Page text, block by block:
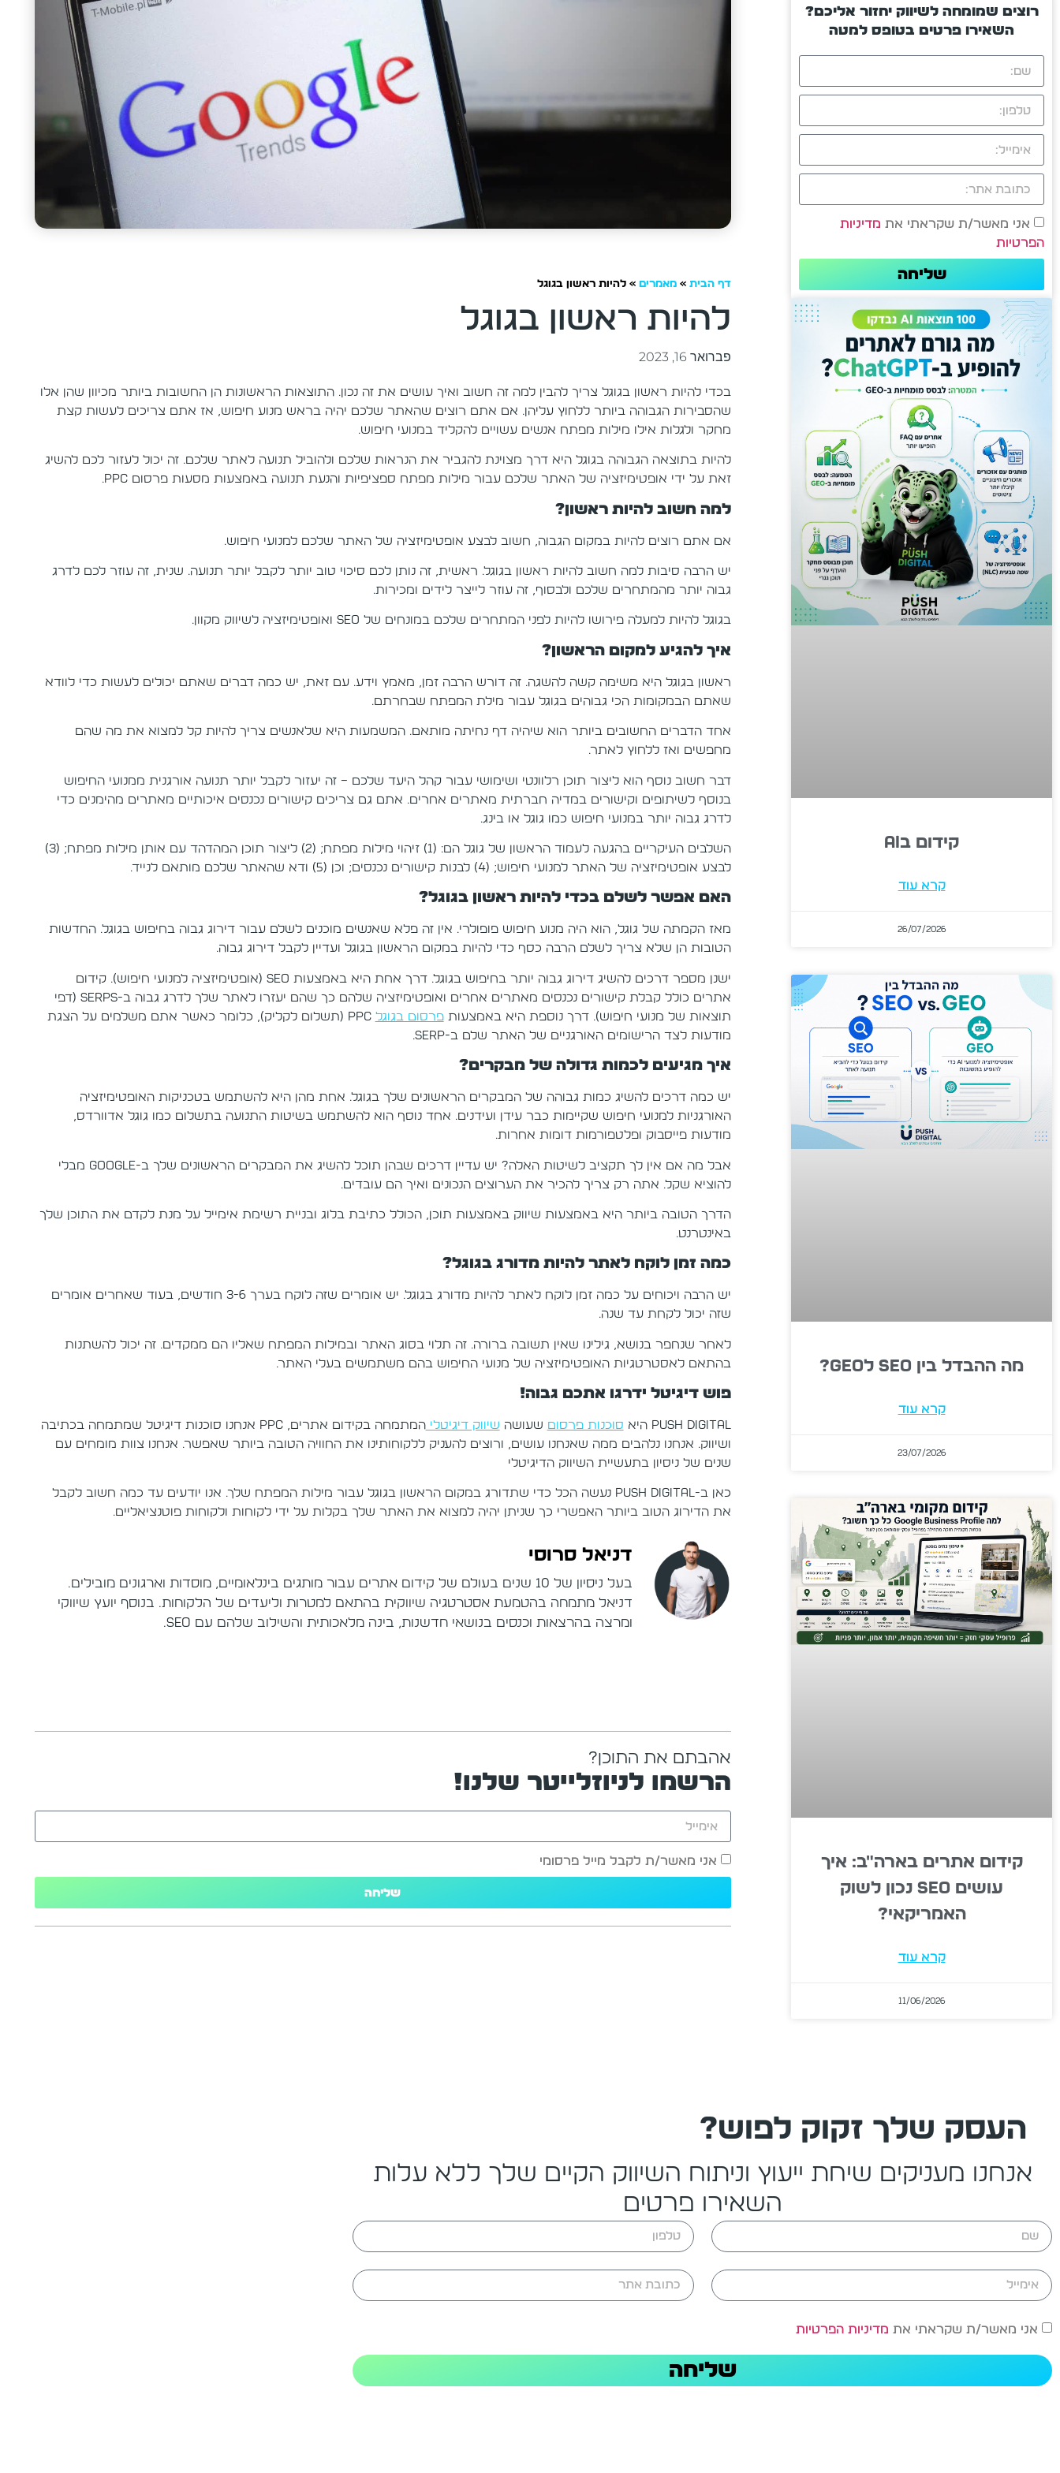
רוצים שמומחה לשיווק יחזור אליכם?
השאירו פרטים בטופס למטה
אני מאשר/ת שקראתי את מדיניות
הפרטיות
שליחה
קידום בAI
קרא עוד
26/07/2026
מה ההבדל בין SEO לGEO?
קרא עוד
23/07/2026
קידום אתרים בארה"ב: איך
עושים SEO נכון לשוק
האמריקאי?
קרא עוד
11/06/2026
דף הבית »מאמרים »להיות ראשון בגוגל
להיות ראשון בגוגל
פברואר 16, 2023
בכדי להיות ראשון בגוגל צריך להבין למה זה חשוב ואיך עושים את זה נכון. התוצאות הראשונות הן החשובות ביותר מכיוון שהן אלו
שהסבירות הגבוהה ביותר ללחוץ עליהן. אם אתם רוצים שהאתר שלכם יהיה בראש מנוע חיפוש, אז אתם צריכים לעשות קצת
מחקר ולגלות אילו מילות מפתח אנשים עשויים להקליד במנועי חיפוש.
להיות בתוצאה הגבוהה בגוגל היא דרך מצוינת להגביר את הנראות שלכם ולהוביל תנועה לאתר שלכם. זה יכול לעזור לכם להשיג
זאת על ידי אופטימיזציה של האתר שלכם עבור מילות מפתח ספציפיות והנעת תנועה באמצעות מסעות פרסום PPC.
למה חשוב להיות ראשון?
אם אתם רוצים להיות במקום הגבוה, חשוב לבצע אופטימיזציה של האתר שלכם למנועי חיפוש.
יש הרבה סיבות למה חשוב להיות ראשון בגוגל. ראשית, זה נותן לכם סיכוי טוב יותר לקבל יותר תנועה. שנית, זה עוזר לכם לדרג
גבוה יותר מהמתחרים שלכם ולבסוף, זה עוזר לייצר לידים ומכירות.
בגוגל להיות למעלה פירושו להיות לפני המתחרים שלכם במונחים של SEO ואופטימיזציה לשיווק מקוון.
איך להגיע למקום הראשון?
ראשון בגוגל היא משימה קשה להשגה. זה דורש הרבה זמן, מאמץ וידע. עם זאת, יש כמה דברים שאתם יכולים לעשות כדי לוודא
שאתם הבמקומות הכי גבוהים בגוגל עבור מילת המפתח שבחרתם.
אחד הדברים החשובים ביותר הוא שיהיה דף נחיתה מותאם. המשמעות היא שלאנשים צריך להיות קל למצוא את מה שהם
מחפשים ואז ללחוץ לאתר.
דבר חשוב נוסף הוא ליצור תוכן רלוונטי ושימושי עבור קהל היעד שלכם – זה יעזור לקבל יותר תנועה אורגנית ממנועי החיפוש
בנוסף לשיתופים וקישורים במדיה חברתית מאתרים אחרים. אתם גם צריכים קישורים נכנסים איכותיים מאתרים מהימנים כדי
לדרג גבוה יותר במנועי חיפוש כמו גוגל או בינג.
השלבים העיקריים בהגעה לעמוד הראשון של גוגל הם: (1) זיהוי מילות מפתח; (2) ליצור תוכן המהדהד עם אותן מילות מפתח; (3)
לבצע אופטימיזציה של האתר למנועי חיפוש; (4) לבנות קישורים נכנסים; וכן (5) ודא שהאתר שלכם מותאם לנייד.
האם אפשר לשלם בכדי להיות ראשון בגוגל?
מאז הקמתה של גוגל, הוא היה מנוע חיפוש פופולרי. אין זה פלא שאנשים מוכנים לשלם עבור דירוג גבוה בחיפוש בגוגל. החדשות
הטובות הן שלא צריך לשלם הרבה כסף כדי להיות במקום הראשון בגוגל ועדיין לקבל דירוג גבוה.
ישנן מספר דרכים להשיג דירוג גבוה יותר בחיפוש בגוגל. דרך אחת היא באמצעות SEO (אופטימיזציה למנועי חיפוש). קידום
אתרים כולל קבלת קישורים נכנסים מאתרים אחרים ואופטימיזציה שלהם כך שהם יעזרו לאתר שלך לדרג גבוה ב-SERPs (דפי
תוצאות של מנועי חיפוש). דרך נוספת היא באמצעותפרסום בגוגל
PPC (תשלום לקליק), כלומר כאשר אתם משלמים על הצגת
מודעות לצד הרישומים האורגניים של האתר שלם ב-SERP.
איך מגיעים לכמות גדולה של מבקרים?
יש כמה דרכים להשיג כמות גבוהה של המבקרים הראשונים שלך בגוגל. אחת מהן היא להשתמש בטכניקות האופטימיזציה
האורגניות למנועי חיפוש שקיימות כבר עידן ועידנים. אחד נוסף הוא להשתמש בשיטות התנועה בתשלום כמו גוגל אדוורדס,
מודעות פייסבוק ופלטפורמות דומות אחרות.
אבל מה אם אין לך תקציב לשיטות האלה? יש עדיין דרכים שבהן תוכל להשיג את המבקרים הראשונים שלך ב-Google מבלי
להוציא שקל. אתה רק צריך להכיר את הערוצים הנכונים ואיך הם עובדים.
הדרך הטובה ביותר היא באמצעות שיווק באמצעות תוכן, הכולל כתיבת בלוג ובניית רשימת אימייל על מנת לקדם את התוכן שלך
באינטרנט.
כמה זמן לוקח לאתר להיות מדורג בגוגל?
יש הרבה ויכוחים על כמה זמן לוקח לאתר להיות מדורג בגוגל. יש אומרים שזה לוקח בערך 3-6 חודשים, בעוד שאחרים אומרים
שזה יכול לקחת עד שנה.
לאחר שנחפר בנושא, גילינו שאין תשובה ברורה. זה תלוי בסוג האתר ובמילות המפתח שאליו הם ממקדים. זה יכול להשתנות
בהתאם לאסטרטגיות האופטימיזציה של מנועי החיפוש בהם משתמשים בעלי האתר.
פוש דיגיטל ידרגו אתכם גבוה!
Push Digital היא סוכנות פרסום שעושה שיווק דיגיטלי
המתמחה בקידום אתרים, PPC אנחנו סוכנות דיגיטל שמתמחה בכתיבה
ושיווק. אנחנו נלהבים ממה שאנחנו עושים, ורוצים להעניק ללקוחותינו את החוויה הטובה ביותר שאפשר. אנחנו צוות מומחים עם
שנים של ניסיון בתעשיית השיווק הדיגיטלי
כאן ב-Push Digital נעשה הכל כדי שתדורג במקום הראשון בגוגל עבור מילות המפתח שלך. אנו יודעים עד כמה חשוב לקבל
את הדירוג הטוב ביותר האפשרי כך שניתן יהיה למצוא את האתר שלך בקלות על ידי לקוחות ולקוחות פוטנציאליים.
דניאל סרוסי
בעל ניסיון של 10 שנים בעולם של קידום אתרים עבור מותגים בינלאומיים, מוסדות וארגונים מובילים.
דניאל מתמחה בהטמעת אסטרטגיה שיווקית בהתאם למטרות וליעדים של הלקוחות. בנוסף יועץ שיווקי
ומרצה בהרצאות וכנסים בנושאי חדשנות, בינה מלאכותית והשילוב שלהם עם SEO.
אהבתם את התוכן?
הרשמו לניוזלייטר שלנו!
אני מאשר/ת לקבל מייל פרסומי
שליחה
העסק שלך זקוק לפוש?
אנחנו מעניקים שיחת ייעוץ וניתוח השיווק הקיים שלך ללא עלות
השאירו פרטים
אני מאשר/ת שקראתי את מדיניות הפרטיות
שליחה